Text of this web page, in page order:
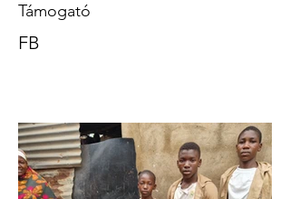
Támogató
FB